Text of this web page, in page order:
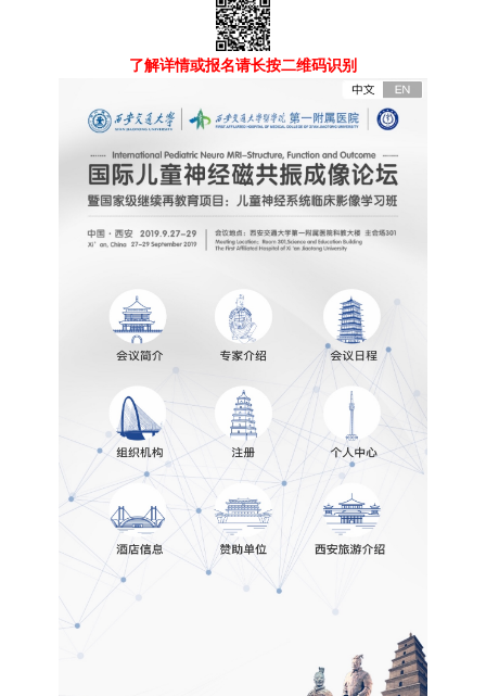
了解详情或报名请长按二维码识别